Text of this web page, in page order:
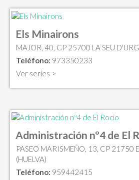
Els Minairons
MAJOR, 40, CP 25700 LA SEU
Teléfono: 973350233
Ver series >
Administración nº4 de El
PASEO MARISMEÑO, 13, CP 21750
(HUELVA)
Teléfono: 959442415